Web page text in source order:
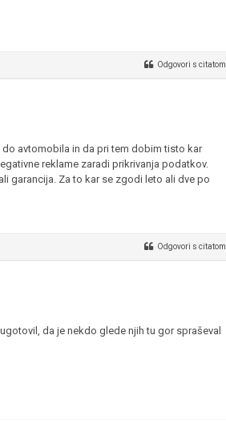
Odgovori s citatom
avtomobila in da pri tem dobim tisto kar
reklame zaradi prikrivanja podatkov.
garancija. Za to kar se zgodi leto ali dve po
Odgovori s citatom
da je nekdo glede njih tu gor spraševal